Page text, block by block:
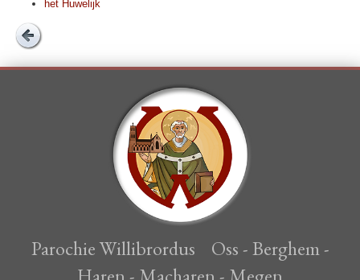
het Huwe­lijk
Parochie Willibrordus Oss - Berghem -